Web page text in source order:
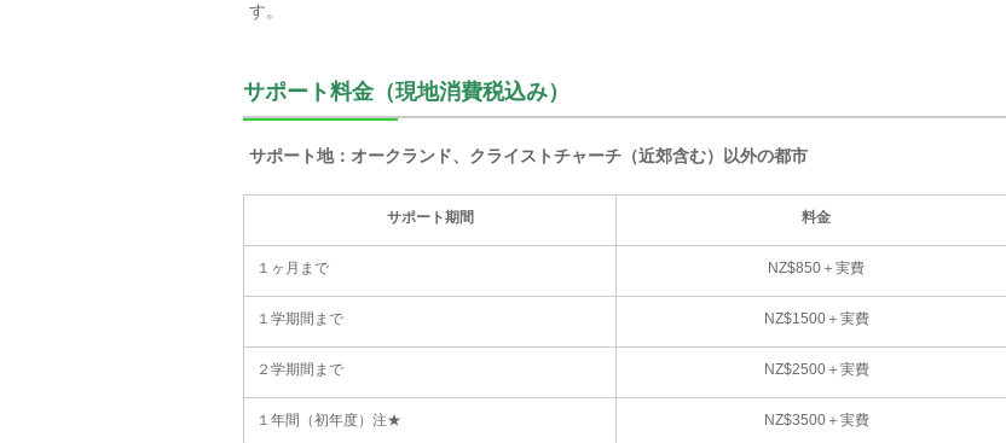
す。
サポート料金（現地消費税込み）
サポート地：オークランド、クライストチャーチ（近郊含む）以外の都市
サポート期間 料金
１ヶ月まで NZ$850＋実費
１学期間まで NZ$1500＋実費
２学期間まで NZ$2500＋実費
１年間（初年度）注★ NZ$3500＋実費